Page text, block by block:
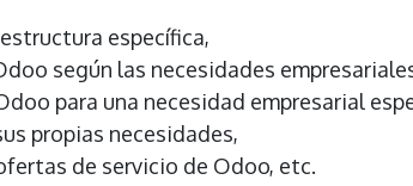
específica,
según las necesidades
para una necesidad empresarial
propias necesidades,
de servicio de Odoo, etc.